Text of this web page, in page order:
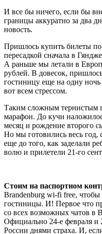
И все бы ничего, если бы
границы аккуратно за два
новость.
Пришлось купить билеты по
пересадкой сначала в
А раньше мы летали в
рублей. В довесок,
гостиницу еще на одну
вот всем стрессом.
Таким сложным тернистым
марафон. До кучи
месяц и рождение второго
Но мы готовились весь год,
еще до того, как заделали
волю и прилетели 21-го
Стоим на паспортном
Brandenburg wi-fi free, чтобы
гостиницы. И! Первое что
со всех возможных чатов в
Официально 24-е февраля и
России днями страха. И,